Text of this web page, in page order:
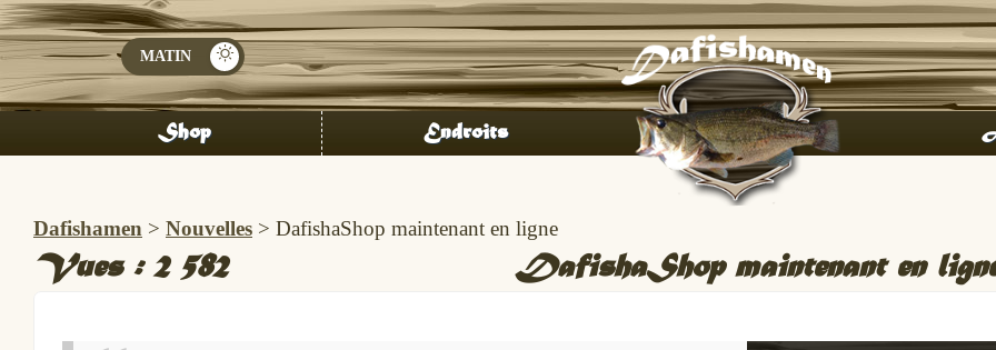
Shop Endroits
Dafishamen > Nouvelles > DafishaShop maintenant en ligne
Vues :2 582 DafishaShop maintenant en